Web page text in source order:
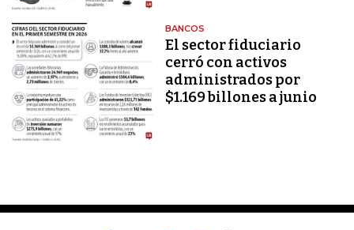
BANCOS
El sector fiduciario
cerró con activos
administrados por
$1.169 billones a junio